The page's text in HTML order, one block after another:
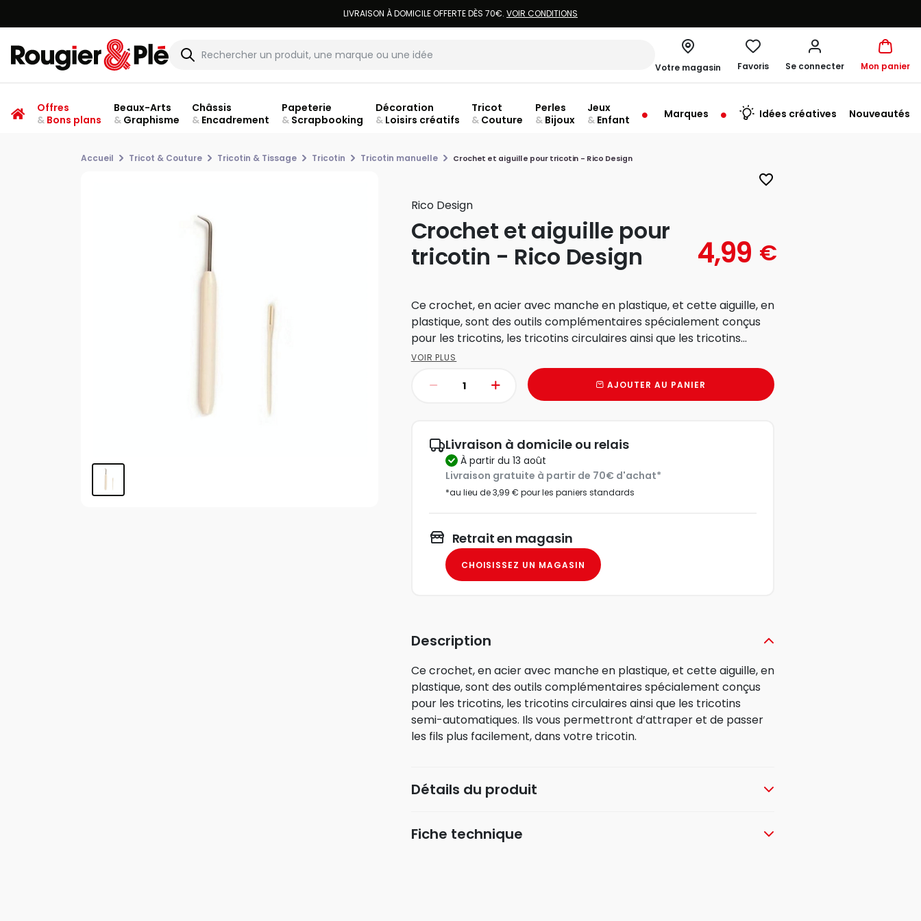
LIVRAISON À DOMICILE OFFERTE DÈS 70€. VOIR CONDITIONS
Votre magasin
jusqu'au Samedi à 10:00
Favoris Se connecter Mon panier
Offres
&Bons plans
Beaux-Arts
&Graphisme
Châssis
&Encadrement
Papeterie
&Scrapbooking
Décoration
&Loisirs créatifs
Tricot
& Couture
Perles
& Bijoux
Jeux
& Enfant Marques Idées créatives Nouveautés
Accueil Tricot & Couture Tricotin & Tissage Tricotin Tricotin manuelle Crochet et aiguille pour tricotin - Rico Design
favorite_border
Rico Design
Crochet et aiguille pour
tricotin - Rico Design
4,99 €
Ce crochet, en acier avec manche en plastique, et cette aiguille, en
plastique, sont des outils complémentaires spécialement conçus
pour les tricotins, les tricotins circulaires ainsi que les tricotins...
VOIR PLUS
AJOUTER AU PANIER
Livraison à domicile ou relais
à partir du 13 août
Livraison gratuite à partir de 70€ d'achat*
*au lieu de 3,99 € pour les paniers standards
Retrait en magasin
CHOISISSEZ UN MAGASIN
Description
Ce crochet, en acier avec manche en plastique, et cette aiguille, en
plastique, sont des outils complémentaires spécialement conçus
pour les tricotins, les tricotins circulaires ainsi que les tricotins
semi-automatiques. Ils vous permettront d’attraper et de passer
les fils plus facilement, dans votre tricotin.
Détails du produit
Fiche technique